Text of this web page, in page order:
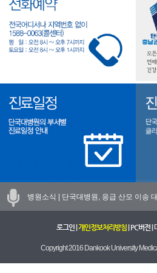
병원소식 | 단국대병원, 응급 산모 이송
로그인| 개인정보처리방침| PC버전|
Copyright 2016 Dankook University